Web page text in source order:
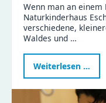
Wenn man an
Naturkinderhaus
verschiedene,
Waldes und …
Weiterlesen …
im